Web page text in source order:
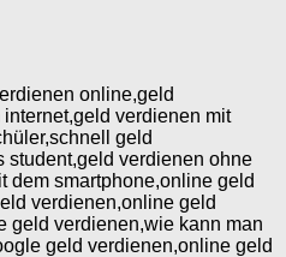
online,geld
verdienen mit
geld
student,geld verdienen ohne
dem smartphone,online geld
verdienen,online geld
geld verdienen,wie kann man
geld verdienen,online geld